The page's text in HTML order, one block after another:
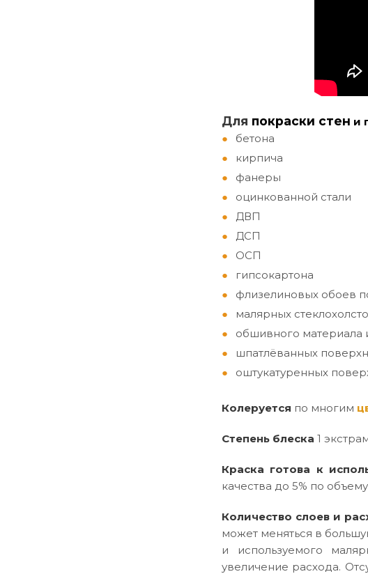
Для покраски стен и
бетона
кирпича
фанеры
оцинкованной стали
ДВП
ДСП
ОСП
гипсокартона
флизелиновых обоев
малярных
обшивного материала
шпатлёванных
оштукатуренных
Колеруется по многим
Степень блеска 1
Краска готова к
качества до 5% по
Количество слоев и
может меняться в
и используемого
увеличение расхода.